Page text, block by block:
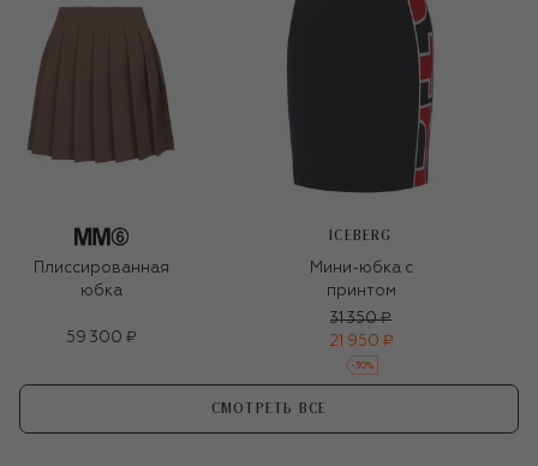
Плиссированная
юбка
59 300 ₽
ICEBERG
Мини-юбка с
принтом
31 350 ₽
21 950 ₽
-30%
СМОТРЕТЬ ВСЕ